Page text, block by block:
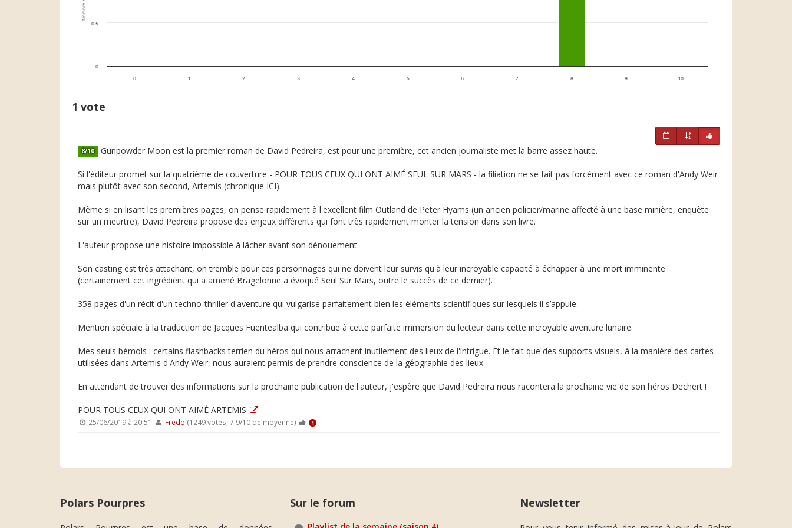
0 1 2 3 4 5 6 7 8 9 10
0
0.5
1 vote
8/10 Gunpowder Moon est la premier roman de David Pedreira, est pour une première, cet ancien journaliste met la barre assez haute.
Si l'éditeur promet sur la quatrième de couverture - POUR TOUS CEUX QUI ONT AIMÉ SEUL SUR MARS - la filiation ne se fait pas forcément avec ce roman d'Andy Weir
mais plutôt avec son second, Artemis (chronique ICI).
Même si en lisant les premières pages, on pense rapidement à l'excellent film Outland de Peter Hyams (un ancien policier/marine affecté à une base minière, enquête
sur un meurtre), David Pedreira propose des enjeux différents qui font très rapidement monter la tension dans son livre.
L'auteur propose une histoire impossible à lâcher avant son dénouement.
Son casting est très attachant, on tremble pour ces personnages qui ne doivent leur survis qu'à leur incroyable capacité à échapper à une mort imminente
(certainement cet ingrédient qui a amené Bragelonne a évoqué Seul Sur Mars, outre le succès de ce dernier).
358 pages d'un récit d'un techno-thriller d'aventure qui vulgarise parfaitement bien les éléments scientifiques sur lesquels il s’appuie.
Mention spéciale à la traduction de Jacques Fuentealba qui contribue à cette parfaite immersion du lecteur dans cette incroyable aventure lunaire.
Mes seuls bémols : certains flashbacks terrien du héros qui nous arrachent inutilement des lieux de l'intrigue. Et le fait que des supports visuels, à la manière des cartes
utilisées dans Artemis d'Andy Weir, nous auraient permis de prendre conscience de la géographie des lieux.
En attendant de trouver des informations sur la prochaine publication de l'auteur, j'espère que David Pedreira nous racontera la prochaine vie de son héros Dechert !
POUR TOUS CEUX QUI ONT AIMÉ ARTEMIS
25/06/2019 à 20:51 Fredo (1249 votes, 7.9/10 de moyenne) 1
Polars Pourpres Sur le forum Newsletter